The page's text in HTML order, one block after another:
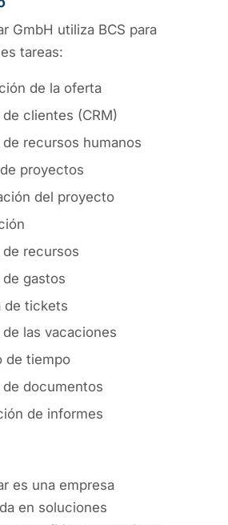
GmbH utiliza BCS para
tareas:
de la oferta
clientes (CRM)
recursos humanos
proyectos
del proyecto
recursos
gastos
de tickets
las vacaciones
de tiempo
de documentos
de informes
es una empresa
en soluciones